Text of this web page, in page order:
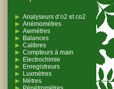
Analyseurs d’o2 et co2
Anémomètres
Awmètres
Balances
Calibres
Compteurs à main
Electrochimie
Enregistreurs
Luxmètres
Mètres